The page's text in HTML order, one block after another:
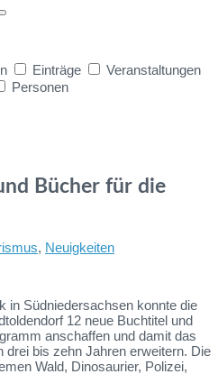
Einträge
Veranstaltungen
Personen
Bücher für die
, Neuigkeiten
in Südniedersachsen konnte die
12 neue Buchtitel und
anschaffen und damit das
drei bis zehn Jahren erweitern. Die
Wald, Dinosaurier, Polizei,